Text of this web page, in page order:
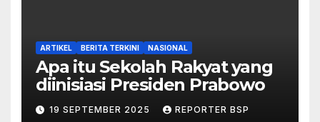
ARTIKEL BERITA TERKINI NASIONAL
Apa itu Sekolah Rakyat yang
diinisiasi Presiden Prabowo
19 SEPTEMBER 2025 REPORTER BSP